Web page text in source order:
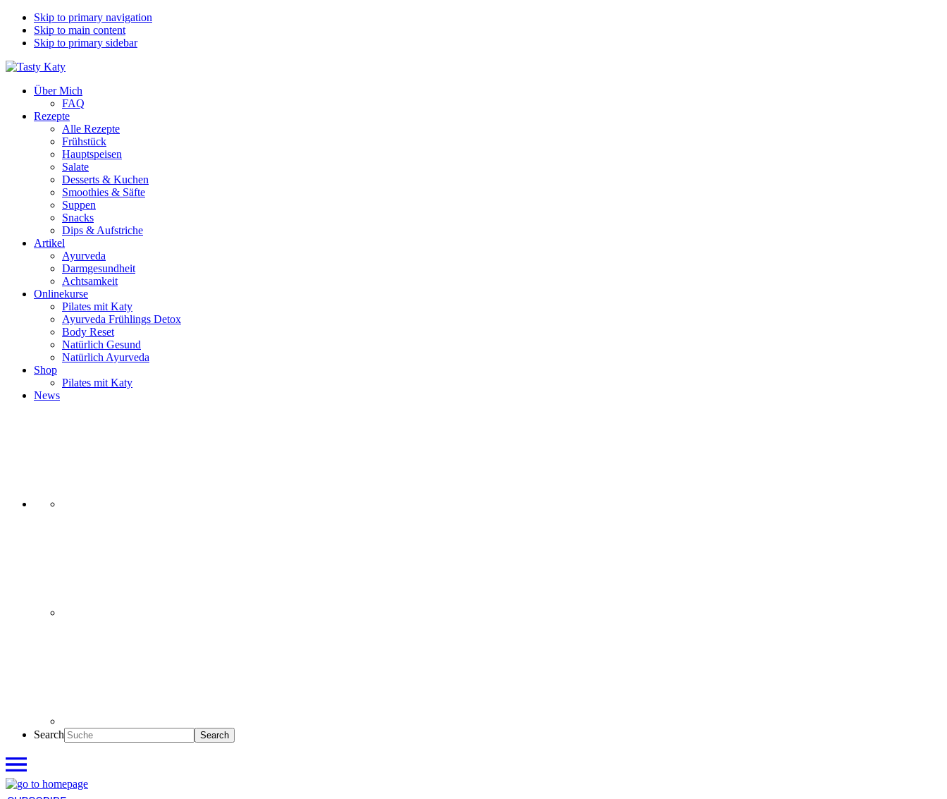
Skip to primary navigation
Skip to main content
Skip to primary sidebar
Über Mich
FAQ
Rezepte
Alle Rezepte
Frühstück
Hauptspeisen
Salate
Desserts & Kuchen
Smoothies & Säfte
Suppen
Snacks
Dips & Aufstriche
Artikel
Ayurveda
Darmgesundheit
Achtsamkeit
Onlinekurse
Pilates mit Katy
Ayurveda Frühlings Detox
Body Reset
Natürlich Gesund
Natürlich Ayurveda
Shop
Pilates mit Katy
News
Search